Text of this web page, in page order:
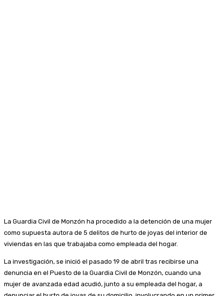
La Guardia Civil de Monzón ha procedido a la detención de una mujer
como supuesta autora de 5 delitos de hurto de joyas del interior de
viviendas en las que trabajaba como empleada del hogar.
La investigación, se inició el pasado 19 de abril tras recibirse una
denuncia en el Puesto de la Guardia Civil de Monzón, cuando una
mujer de avanzada edad acudió, junto a su empleada del hogar, a